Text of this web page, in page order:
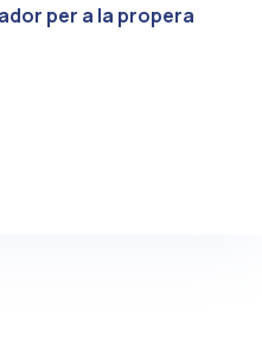
per a la propera